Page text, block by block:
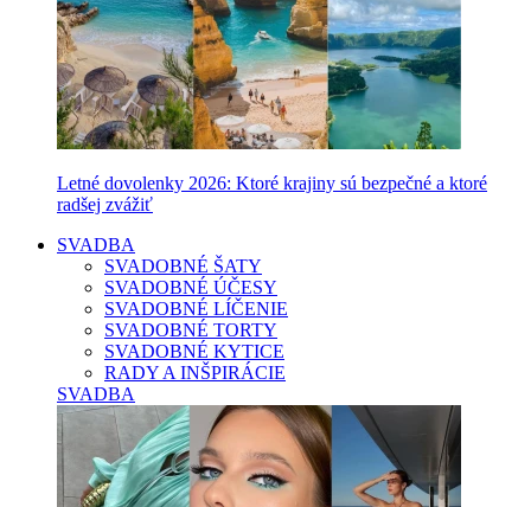
Letné dovolenky 2026: Ktoré krajiny sú bezpečné a ktoré
radšej zvážiť
SVADBA
SVADOBNÉ ŠATY
SVADOBNÉ ÚČESY
SVADOBNÉ LÍČENIE
SVADOBNÉ TORTY
SVADOBNÉ KYTICE
RADY A INŠPIRÁCIE
SVADBA